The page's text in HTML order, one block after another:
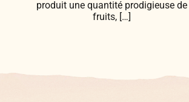
produit une quantité prodigieuse de
fruits, […]